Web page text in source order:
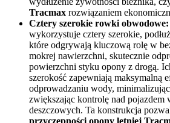
Tracmax rozwiązaniem
Cztery szerokie rowki obwodowe:
wykorzystuje cztery szerokie,
które odgrywają kluczową rolę w
mokrej nawierzchni, skutecznie
powierzchni styku opony z drogą.
szerokość zapewniają maksymalną
odprowadzaniu wody,
zwiększając kontrolę nad pojazdem
deszczowych. Ta konstrukcja
przyczepności opony letniej